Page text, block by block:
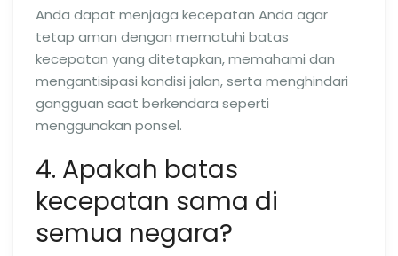
Anda dapat menjaga kecepatan Anda agar
tetap aman dengan mematuhi batas
kecepatan yang ditetapkan, memahami dan
mengantisipasi kondisi jalan, serta menghindari
gangguan saat berkendara seperti
menggunakan ponsel.
4. Apakah batas
kecepatan sama di
semua negara?